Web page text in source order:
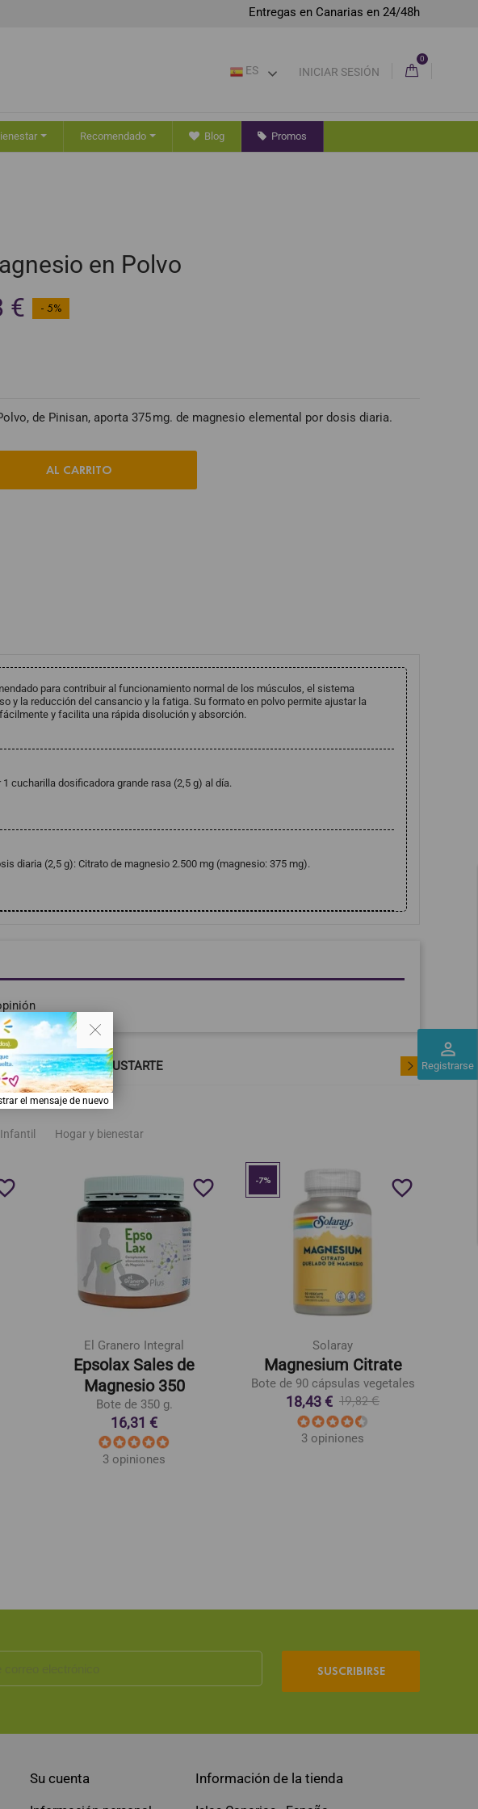
Entregas en Canarias en 24/48h
ES INICIAR SESIÓN
0
perm_identity
Registrarse
Recomendado Blog Promos
en Polvo
€ - 5%
de Pinisan, aporta 375 mg. de magnesio elemental por dosis diaria.
AL CARRITO
para contribuir al funcionamiento normal de los músculos, el sistema
y la reducción del cansancio y la fatiga. Su formato en polvo permite ajustar la
y facilita una rápida disolución y absorción.
1 cucharilla dosificadora grande rasa (2,5 g) al día.
diaria (2,5 g): Citrato de magnesio 2.500 mg (magnesio: 375 mg).
TAMBIÉN PODRÍA GUSTARTE
Infantil Hogar y bienestar
El Granero Integral
Epsolax Sales de
Magnesio 350
Bote de 350 g.
16,31 €
3 opiniones
favorite_border -7%
Solaray
Magnesium Citrate
Bote de 90 cápsulas vegetales
18,43 € 19,82 €
3 opiniones
favorite_border
SUSCRIBIRSE
Su cuenta Información de la tienda
el mensaje de nuevo